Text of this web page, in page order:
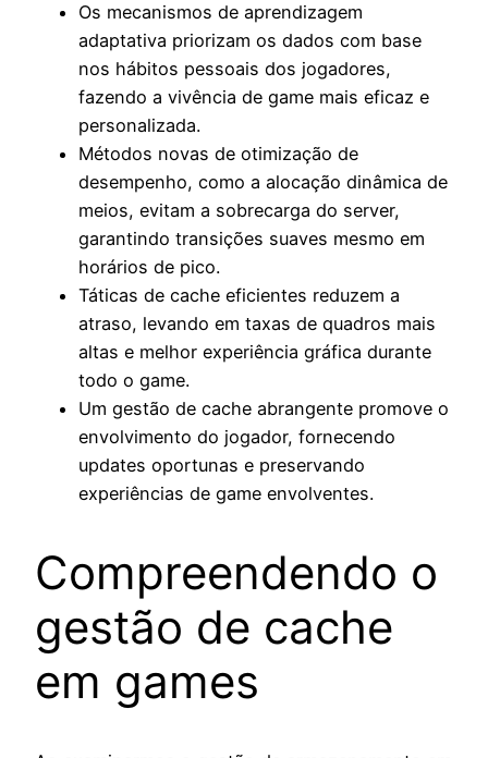
Os mecanismos de aprendizagem
adaptativa priorizam os dados com base
nos hábitos pessoais dos jogadores,
fazendo a vivência de game mais eficaz e
personalizada.
Métodos novas de otimização de
desempenho, como a alocação dinâmica de
meios, evitam a sobrecarga do server,
garantindo transições suaves mesmo em
horários de pico.
Táticas de cache eficientes reduzem a
atraso, levando em taxas de quadros mais
altas e melhor experiência gráfica durante
todo o game.
Um gestão de cache abrangente promove o
envolvimento do jogador, fornecendo
updates oportunas e preservando
experiências de game envolventes.
Compreendendo o
gestão de cache
em games